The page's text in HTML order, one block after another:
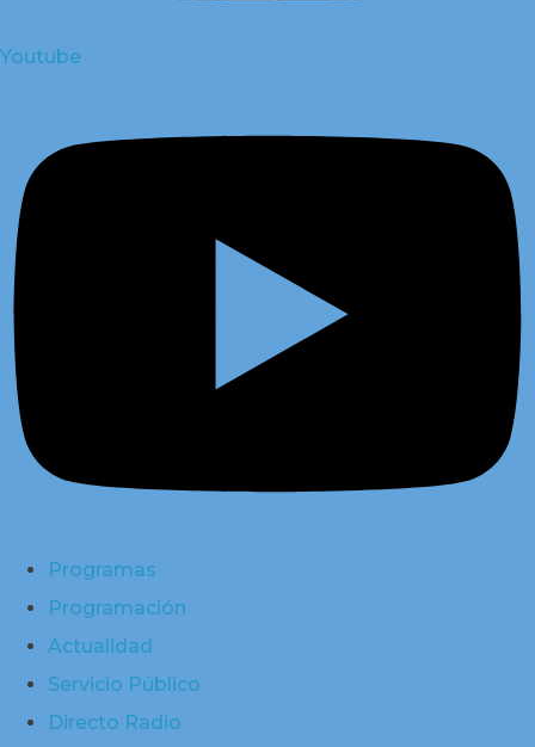
Youtube
Programas
Programación
Actualidad
Servicio Público
Directo Radio